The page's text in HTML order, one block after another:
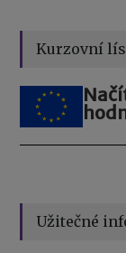
Kurzovní
Užitečné